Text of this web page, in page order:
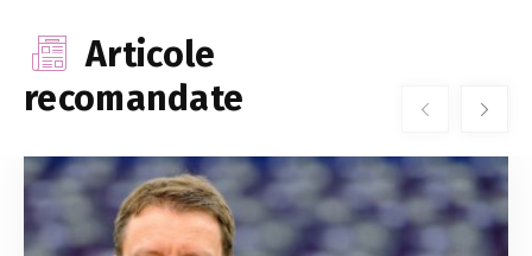
Articole
recomandate